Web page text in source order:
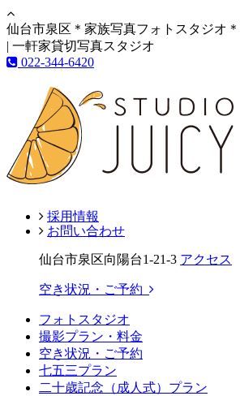
仙台市泉区＊家族写真フォトスタジオ
| 一軒家貸切写真スタジオ
022-344-6420
採用情報
お問い合わせ
仙台市泉区向陽台1-21-3 アクセス
空き状況・ご予約
フォトスタジオ
撮影プラン・料金
空き状況・ご予約
七五三プラン
二十歳記念（成人式）プラン